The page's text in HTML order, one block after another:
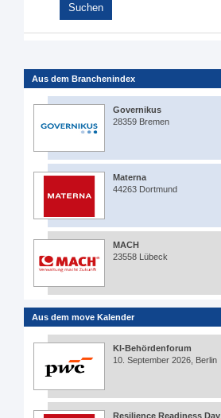
Aus dem Branchenindex
Governikus
28359 Bremen
Materna
44263 Dortmund
MACH
23558 Lübeck
Aus dem move Kalender
KI-Behördenforum
10. September 2026, Berlin
Resilience Readiness Day